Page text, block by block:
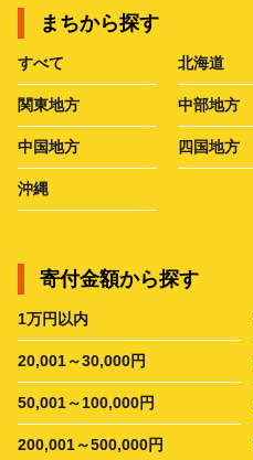
まちから探す
すべて 北海道
関東地方 中部地方
中国地方 四国地方
沖縄
寄付金額から探す
1万円以内
20,001～30,000円
50,001～100,000円
200,001～500,000円